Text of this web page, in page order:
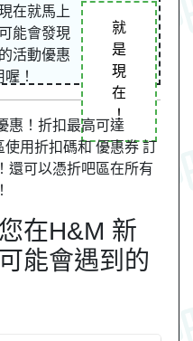
在就馬上
能會發現
活動優惠
！
就
是
現
在
！
惠！折扣最高可達
用折扣碼和 優惠券 訂
還可以憑折吧區在所有
在H&M 新
能會遇到的